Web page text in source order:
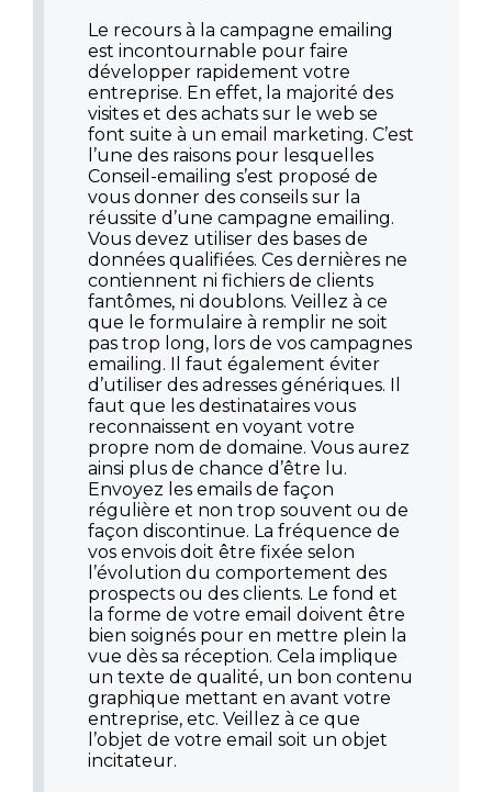
Le recours à la campagne emailing
est incontournable pour faire
développer rapidement votre
entreprise. En effet, la majorité des
visites et des achats sur le web se
font suite à un email marketing. C’est
l’une des raisons pour lesquelles
Conseil-emailing s’est proposé de
vous donner des conseils sur la
réussite d’une campagne emailing.
Vous devez utiliser des bases de
données qualifiées. Ces dernières ne
contiennent ni fichiers de clients
fantômes, ni doublons. Veillez à ce
que le formulaire à remplir ne soit
pas trop long, lors de vos campagnes
emailing. Il faut également éviter
d’utiliser des adresses génériques. Il
faut que les destinataires vous
reconnaissent en voyant votre
propre nom de domaine. Vous aurez
ainsi plus de chance d’être lu.
Envoyez les emails de façon
régulière et non trop souvent ou de
façon discontinue. La fréquence de
vos envois doit être fixée selon
l’évolution du comportement des
prospects ou des clients. Le fond et
la forme de votre email doivent être
bien soignés pour en mettre plein la
vue dès sa réception. Cela implique
un texte de qualité, un bon contenu
graphique mettant en avant votre
entreprise, etc. Veillez à ce que
l’objet de votre email soit un objet
incitateur.